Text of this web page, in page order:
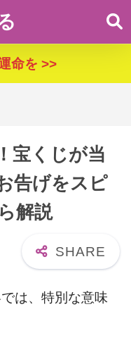
命を >>
宝くじが当
告げをスピ
解説
は、特別な意味